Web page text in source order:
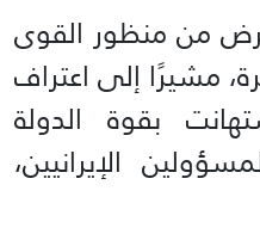
عرض من منظور القوى
مشيرًا إلى اعتراف
بقوة الدولة
الإيرانيين،